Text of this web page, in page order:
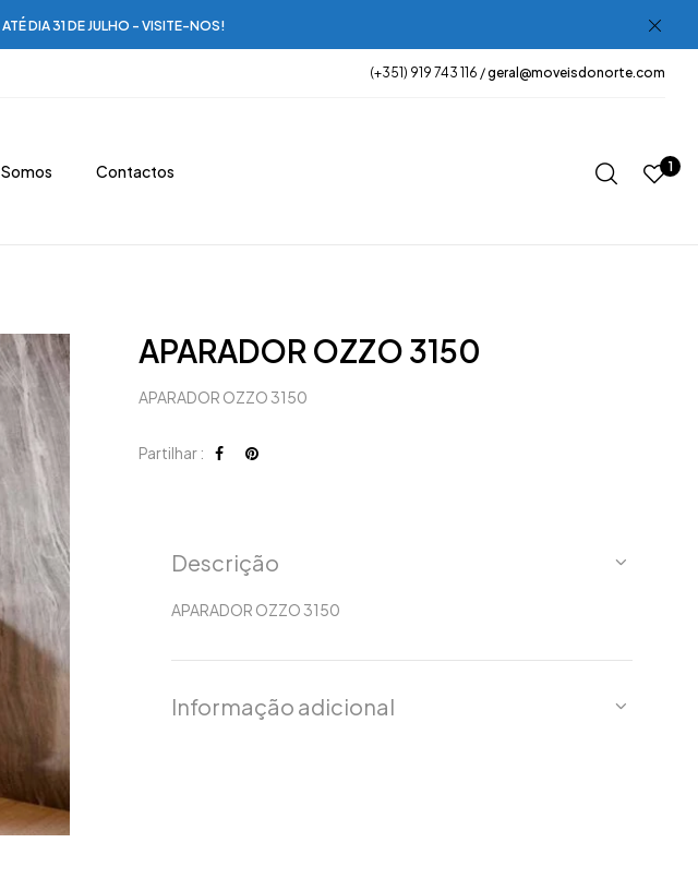
DIA 31 DE JULHO - VISITE-NOS!
(+351) 919 743 116 /geral@moveisdonorte.com
Contactos 1
APARADOR OZZO 3150
APARADOR OZZO 3150
Partilhar :
Descrição
APARADOR OZZO 3150
Informação adicional